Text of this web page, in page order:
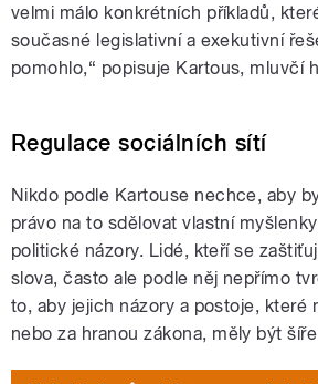
velmi málo konkrétních příkladů,
současné legislativní a exekutivní
pomohlo,“ popisuje Kartous, mluvčí
Regulace sociálních sítí
Nikdo podle Kartouse nechce, aby
právo na to sdělovat vlastní
politické názory. Lidé, kteří se
slova, často ale podle něj nepřímo
to, aby jejich názory a postoje, které
nebo za hranou zákona, měly být